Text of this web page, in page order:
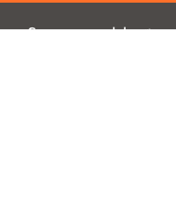
تبرّع لنا من نحن ؟